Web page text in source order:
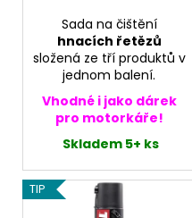
Sada na čištění
hnacích řetězů
složená ze tří produktů v
jednom balení.
Vhodné i jako dárek
pro motorkáře!
Skladem 5+ ks
TIP